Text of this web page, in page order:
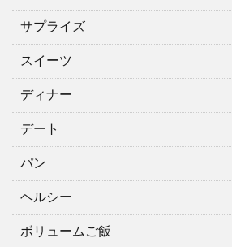
サプライズ
スイーツ
ディナー
デート
パン
ヘルシー
ボリュームご飯